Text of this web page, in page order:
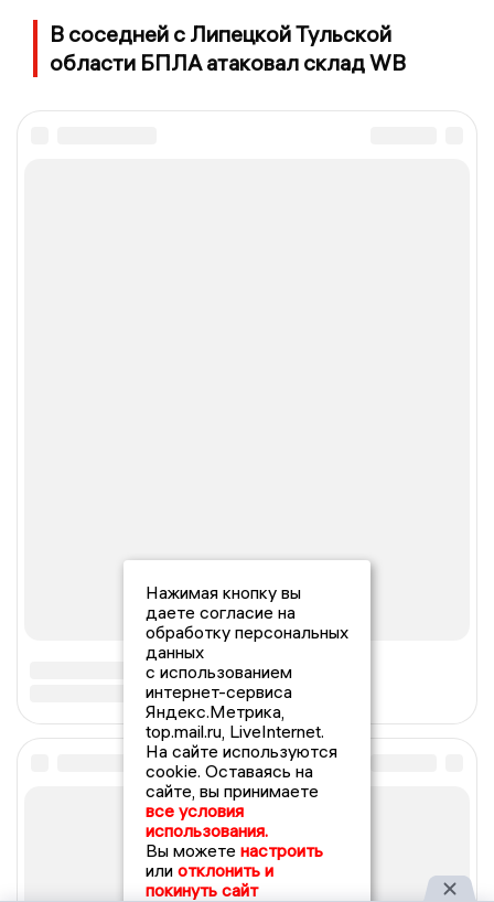
В соседней с Липецкой Тульской
области БПЛА атаковал склад WB
Нажимая кнопку вы
даете согласие на
обработку персональных
данных
с использованием
интернет-сервиса
Яндекс.Метрика,
top.mail.ru, LiveInternet.
На сайте используются
cookie. Оставаясь на
сайте, вы принимаете
все условия
использования.
Вы можете настроить
или отклонить и
покинуть сайт